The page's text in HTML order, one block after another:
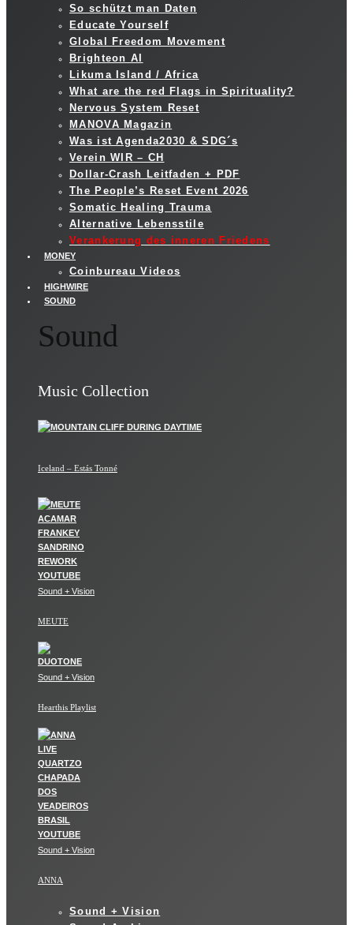
So schützt man Daten
Educate Yourself
Global Freedom Movement
Brighteon AI
Likuma Island / Africa
What are the red Flags in Spirituality?
Nervous System Reset
MANOVA Magazin
Was ist Agenda2030 & SDG´s
Verein WIR – CH
Dollar-Crash Leitfaden + PDF
The People’s Reset Event 2026
Somatic Healing Trauma
Alternative Lebensstile
Verankerung des inneren Friedens
MONEY
Coinbureau Videos
HIGHWIRE
SOUND
Sound
Music Collection
Iceland – Estás Tonné
Sound + Vision
MEUTE
Sound + Vision
Hearthis Playlist
Sound + Vision
ANNA
Sound + Vision